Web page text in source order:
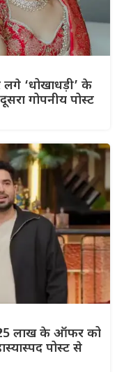
लगे ‘धोखाधड़ी’ के
गोपनीय पोस्ट
लाख के ऑफर को
पोस्ट से